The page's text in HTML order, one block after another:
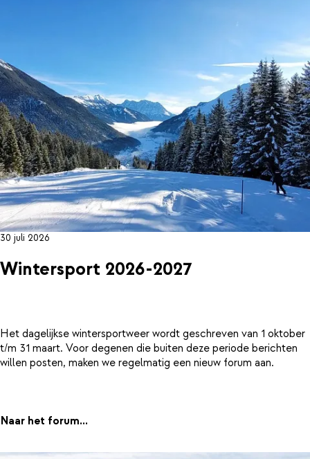
30 juli 2026
Wintersport 2026-2027
Het dagelijkse wintersportweer wordt geschreven van 1 oktober
t/m 31 maart. Voor degenen die buiten deze periode berichten
willen posten, maken we regelmatig een nieuw forum aan.
Naar het forum...